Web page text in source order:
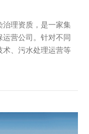
治理资质，是一家集
营公司。针对不同
术、污水处理运营等